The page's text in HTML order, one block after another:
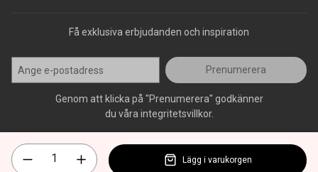
Få exklusiva erbjudanden och inspiration
Prenumerera
Genom att klicka på "Prenumerera" godkänner
du våra integritetsvillkor.
Lägg i varukorgen